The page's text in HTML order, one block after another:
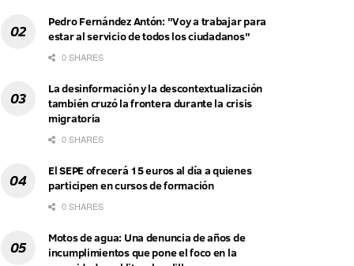
Pedro Fernández Antón: "Voy a trabajar para
estar al servicio de todos los ciudadanos"
0 SHARES
La desinformación y la descontextualización
también cruzó la frontera durante la crisis
migratoria
0 SHARES
El SEPE ofrecerá 15 euros al día a quienes
participen en cursos de formación
0 SHARES
Motos de agua: Una denuncia de años de
incumplimientos que pone el foco en la